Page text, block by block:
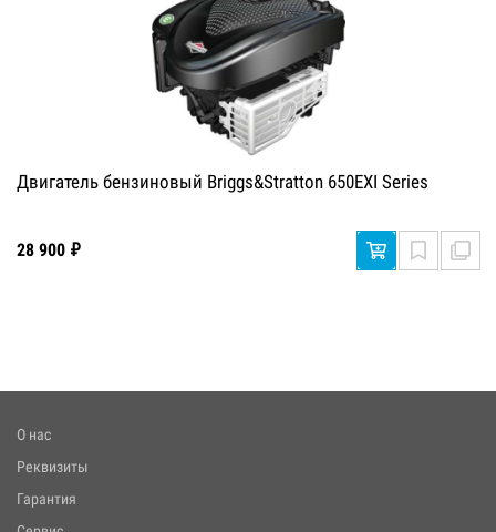
Двигатель бензиновый Briggs&Stratton 650EXI Series
28 900 ₽
О нас
Реквизиты
Гарантия